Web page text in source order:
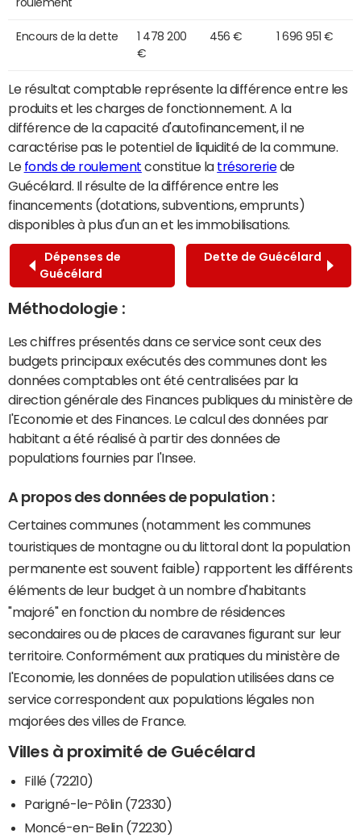
Encours de la dette
1 478 200
€
456 € 1 696 951 €
Le résultat comptable représente la différence entre les
produits et les charges de fonctionnement. A la
différence de la capacité d'autofinancement, il ne
caractérise pas le potentiel de liquidité de la commune.
Le fonds de roulement constitue la trésoreriede
Guécélard. Il résulte de la différence entre les
financements (dotations, subventions, emprunts)
disponibles à plus d'un an et les immobilisations.
Dépenses de
Guécélard
Dette de Guécélard
Méthodologie :
Les chiffres présentés dans ce service sont ceux des
budgets principaux exécutés des communes dont les
données comptables ont été centralisées par la
direction générale des Finances publiques du ministère de
l'Economie et des Finances. Le calcul des données par
habitant a été réalisé à partir des données de
populations fournies par l'Insee.
A propos des données de population :
Certaines communes (notamment les communes
touristiques de montagne ou du littoral dont la population
permanente est souvent faible) rapportent les différents
éléments de leur budget à un nombre d'habitants
"majoré" en fonction du nombre de résidences
secondaires ou de places de caravanes figurant sur leur
territoire. Conformément aux pratiques du ministère de
l'Economie, les données de population utilisées dans ce
service correspondent aux populations légales non
majorées des villes de France.
Villes à proximité de Guécélard
Fillé (72210)
Parigné-le-Pôlin (72330)
Moncé-en-Belin (72230)